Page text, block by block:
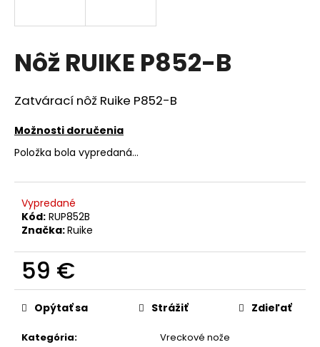
Nôž RUIKE P852-B
Zatvárací nôž Ruike P852-B
Možnosti doručenia
Položka bola vypredaná…
Vypredané
Kód: RUP852B
Značka:Ruike
59 €
Jednotková
cena:
Kategória:
Vreckové nože
Opýtať sa Strážiť Zdieľať
s
ť
?
O
p
o
r
ú
a